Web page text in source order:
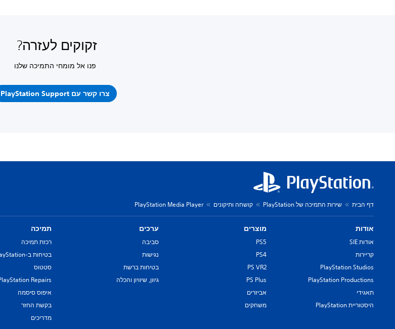
זקוקים לעזרה?
פנו אל מומחי התמיכה שלנו
צרו קשר עם PlayStation Support
דף הבית שירות התמיכה של PlayStation קושחה ותיקונים PlayStation Media Player
אודות
אודות SIE
קריירות
PlayStation Studios
PlayStation Productions
תאגידי
היסטוריית PlayStation
מוצרים
PS5
PS4
PS VR2
PS Plus
אביזרים
משחקים
ערכים
סביבה
נגישות
בטיחות ברשת
גיוון, שיוויון והכלה
תמיכה
רכזת תמיכה
בטיחות ב-PlayStation
סטטוס
Repairs
איפוס סיסמה
בקשת החזר
מדריכים